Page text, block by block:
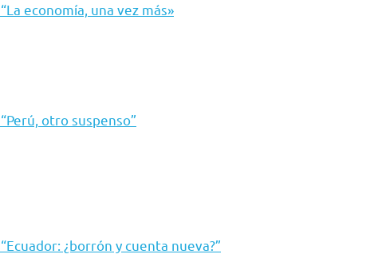
“La economía, una vez más»
“Perú, otro suspenso”
“Ecuador: ¿borrón y cuenta nueva?”